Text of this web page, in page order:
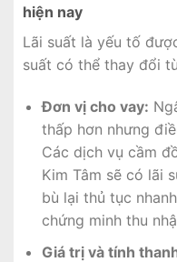
hiện nay
Lãi suất là yếu tố
suất có thể thay đổi
Đơn vị cho vay:
thấp hơn nhưng
Các dịch vụ cầm
Kim Tâm sẽ có lãi
bù lại thủ tục
chứng minh thu
Giá trị và tính